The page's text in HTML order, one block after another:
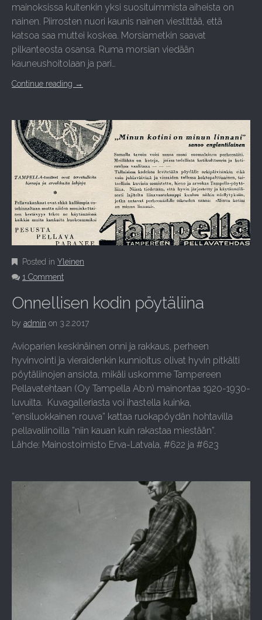
mainoksissa kuitenkin yksi suosituimmista aiheista on
nainen. Piirrosten nuori kaunis nainen viestittää, että
katsoa saa muttei koskea. Morsiametkin saavat
pilkanteosta osansa. Ruma morsian viedään
kauneushoitolaan ja pari…
Continue reading →
Posted in Yleinen
1 Comment
Onnellisen kodin pöytäliina
by admin on 3.2.2017
Avioparien keskinäinen onni ja rakkaus, perheen
hyvinvointi ja vieraidenkin kunnioitus olivat hyvin pitkälti
pöytäliinojen ansiota, mikäli uskomme Tampereen
Pellavatehtaan (Oy Tampella Ab:n) mainontaa 1920-1930-
luvuilta. Kuvagalleriasta voi ihastella kuinka,
”ensiluokkainen rouva” kattaa ruokapöydän hohtavilla
pellavaliinoilla ”niin kauan kuin rakastaa miestään”.
Lähde: Mainostoimisto Erva-Latvala, #622 ja #623